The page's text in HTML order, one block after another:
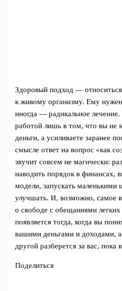
Здоровый подход —
к живому организму. Ему
иногда — радикальное лечение.
работой лишь в том, что вы не
деньги, а усиливаете заранее
смысле ответ на вопрос «как
звучит совсем не магически:
наводить порядок в финансах,
модели, запускать маленькими
улучшать. И, возможно, самое
о свободе с обещаниями легких
появляется тогда, когда вы
вашими деньгами и доходами, а
другой разберется за вас, пока
Поделиться